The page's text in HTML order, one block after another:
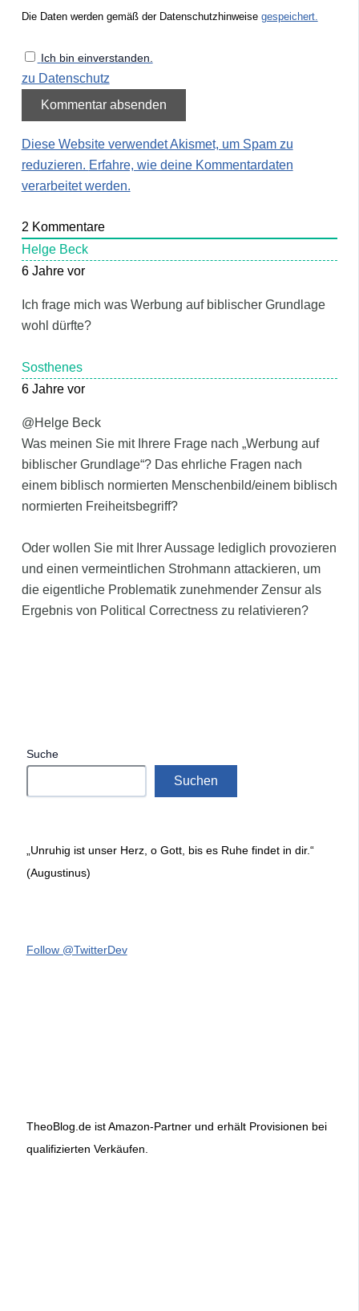
Die Daten werden gemäß der Datenschutzhinweise gespeichert.
Ich bin einverstanden.
zu Datenschutz
Diese Website verwendet Akismet, um Spam zu
reduzieren. Erfahre, wie deine Kommentardaten
verarbeitet werden.
2 Kommentare
Helge Beck
6 Jahre vor
Ich frage mich was Werbung auf biblischer Grundlage
wohl dürfte?
Sosthenes
6 Jahre vor
@Helge Beck
Was meinen Sie mit Ihrere Frage nach „Werbung auf
biblischer Grundlage“? Das ehrliche Fragen nach
einem biblisch normierten Menschenbild/einem biblisch
normierten Freiheitsbegriff?
Oder wollen Sie mit Ihrer Aussage lediglich provozieren
und einen vermeintlichen Strohmann attackieren, um
die eigentliche Problematik zunehmender Zensur als
Ergebnis von Political Correctness zu relativieren?
Suche
Suchen
„Unruhig ist unser Herz, o Gott, bis es Ruhe findet in dir.“
(Augustinus)
Follow @TwitterDev
TheoBlog.de ist Amazon-Partner und erhält Provisionen bei
qualifizierten Verkäufen.